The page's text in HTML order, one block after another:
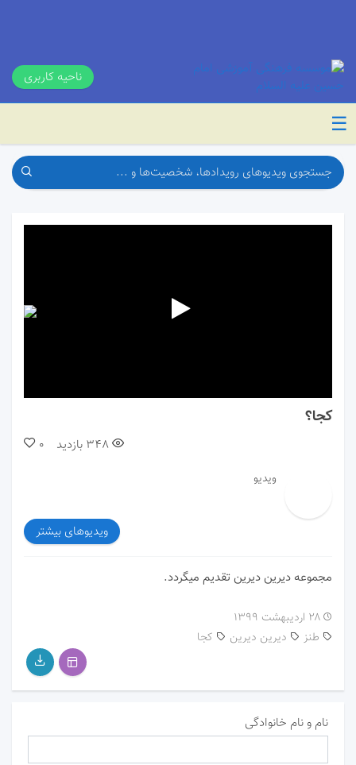
ناحیه کاربری
☰
کجا؟
0 348 بازدید
ویدیو
ویدیوهای بیشتر
مجموعه دیرین دیرین تقدیم میگردد.
۲۸ اردیبهشت ۱۳۹۹
دیرین دیرین
طنز کجا
نام و نام خانوادگی